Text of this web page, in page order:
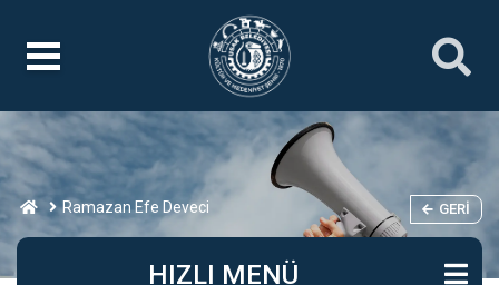
Ramazan Efe Deveci GERI
HIZLI MENÜ